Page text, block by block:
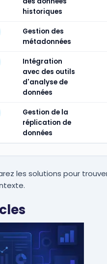
historiques
Gestion des
métadonnées
Intégration
avec des outils
d'analyse de
données
Gestion de la
réplication de
données
les solutions pour